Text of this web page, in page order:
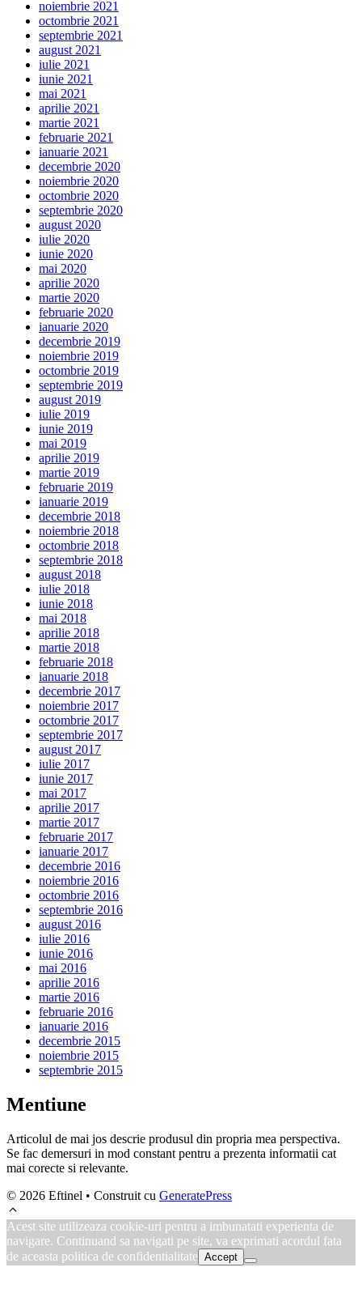
noiembrie 2021
octombrie 2021
septembrie 2021
august 2021
iulie 2021
iunie 2021
mai 2021
aprilie 2021
martie 2021
februarie 2021
ianuarie 2021
decembrie 2020
noiembrie 2020
octombrie 2020
septembrie 2020
august 2020
iulie 2020
iunie 2020
mai 2020
aprilie 2020
martie 2020
februarie 2020
ianuarie 2020
decembrie 2019
noiembrie 2019
octombrie 2019
septembrie 2019
august 2019
iulie 2019
iunie 2019
mai 2019
aprilie 2019
martie 2019
februarie 2019
ianuarie 2019
decembrie 2018
noiembrie 2018
octombrie 2018
septembrie 2018
august 2018
iulie 2018
iunie 2018
mai 2018
aprilie 2018
martie 2018
februarie 2018
ianuarie 2018
decembrie 2017
noiembrie 2017
octombrie 2017
septembrie 2017
august 2017
iulie 2017
iunie 2017
mai 2017
aprilie 2017
martie 2017
februarie 2017
ianuarie 2017
decembrie 2016
noiembrie 2016
octombrie 2016
septembrie 2016
august 2016
iulie 2016
iunie 2016
mai 2016
aprilie 2016
martie 2016
februarie 2016
ianuarie 2016
decembrie 2015
noiembrie 2015
septembrie 2015
Mentiune
Articolul de mai jos descrie produsul din propria mea perspectiva.
Se fac demersuri in mod constant pentru a prezenta informatii cat
mai corecte si relevante.
© 2026 Eftinel • Construit cu GeneratePress
Acest site utilizeaza cookie-uri pentru a imbunatati experienta de
navigare. Continuand sa navigati pe site, va exprimati acordul fata
de aceasta politica de confidentialitate Accept